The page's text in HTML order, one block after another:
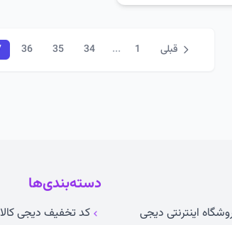
قبلی 1
...
34
35
36
اینترنتی دیجی
دسته‌بندی‌ها
کد تخفیف دیجی کالا